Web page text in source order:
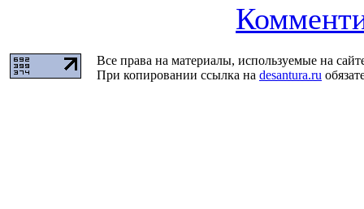
Все права на материалы, используемые на
При копировании ссылка на desantura.ru